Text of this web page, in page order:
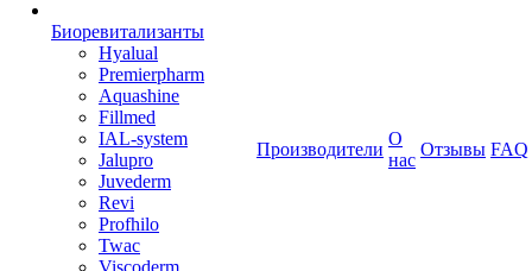
Биоревитализанты
Hyalual
Premierpharm
Aquashine
Fillmed
IAL-system
Jalupro
Juvederm
Revi
Profhilo
Twac
Viscoderm
Производители
О
нас
Отзывы FAQ